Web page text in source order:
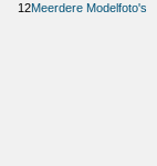
12Meerdere Modelfoto's